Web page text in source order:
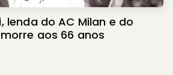
lenda do AC Milan e do
aos 66 anos